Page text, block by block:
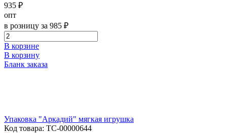
935 ₽
опт
в розницу за 985 ₽
В корзине
В корзину
Бланк заказа
Упаковка "Аркадий" мягкая игрушка
Код товара: ТС-00000644